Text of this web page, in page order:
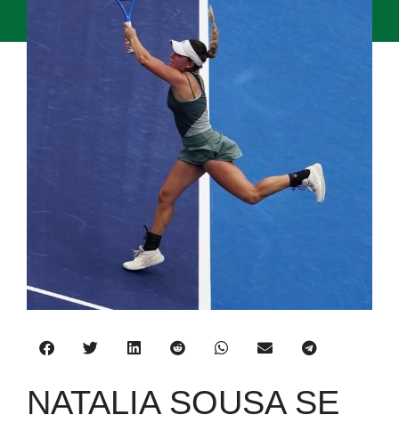
NATALIA SOUSA SE